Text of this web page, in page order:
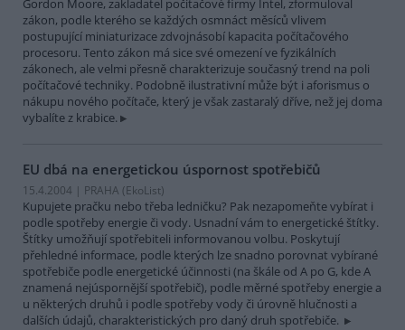
Gordon Moore, zakladatel počítačové firmy Intel, zformuloval
zákon, podle kterého se každých osmnáct měsíců vlivem
postupující miniaturizace zdvojnásobí kapacita počítačového
procesoru. Tento zákon má sice své omezení ve fyzikálních
zákonech, ale velmi přesně charakterizuje současný trend na poli
počítačové techniky. Podobně ilustrativní může být i aforismus o
nákupu nového počítače, který je však zastaralý dříve, než jej doma
vybalíte z krabice.
EU dbá na energetickou úspornost spotřebičů
15.4.2004 | PRAHA (EkoList)
Kupujete pračku nebo třeba ledničku? Pak nezapomeňte vybírat i
podle spotřeby energie či vody. Usnadní vám to energetické štítky.
Štítky umožňují spotřebiteli informovanou volbu. Poskytují
přehledné informace, podle kterých lze snadno porovnat vybírané
spotřebiče podle energetické účinnosti (na škále od A po G, kde A
znamená nejúspornější spotřebič), podle měrné spotřeby energie a
u některých druhů i podle spotřeby vody či úrovně hlučnosti a
dalších údajů, charakteristických pro daný druh spotřebiče.